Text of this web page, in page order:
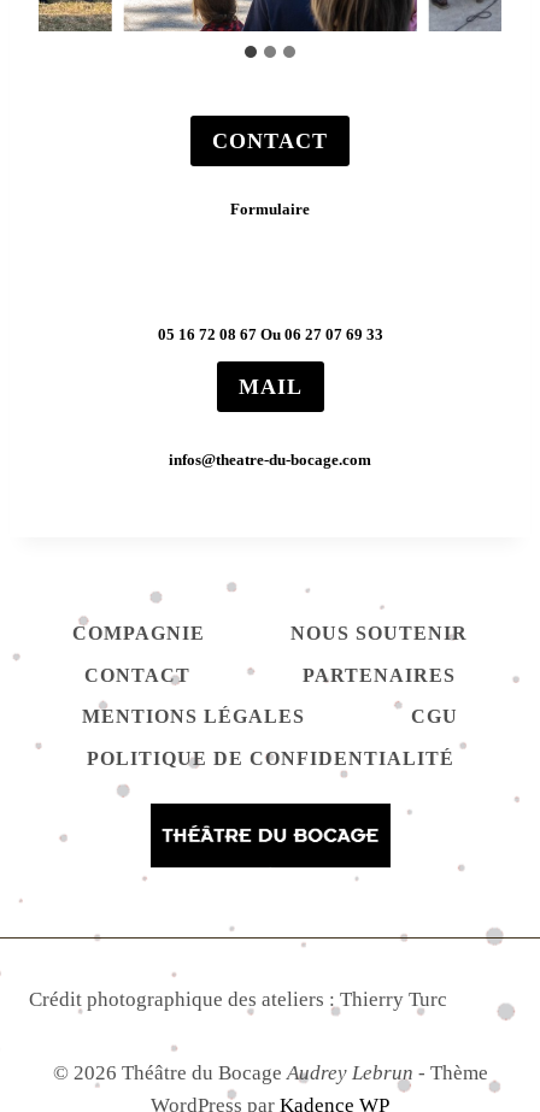
CONTACT
Formulaire
05 16 72 08 67 Ou 06 27 07 69 33
MAIL
infos@theatre-du-bocage.com
COMPAGNIE NOUS SOUTENIR
CONTACT PARTENAIRES
MENTIONS LÉGALES CGU
POLITIQUE DE CONFIDENTIALITÉ
Crédit photographique des ateliers : Thierry Turc
© 2026 Théâtre du BocageAudrey Lebrun - Thème
WordPress par Kadence WP